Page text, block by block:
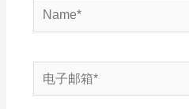
Name*
电
子